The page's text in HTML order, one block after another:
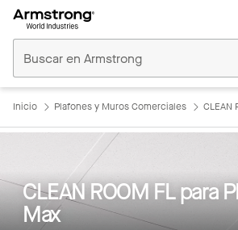
Comerciales
Inicio
Inicio Plafones y Muros Comerciales CLEAN
CLEAN ROOM FL para
Max